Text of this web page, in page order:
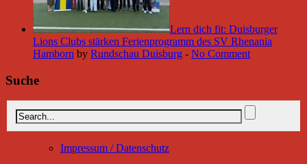
Lern dich fit: Duisburger
Lions Clubs stärken Ferienprogramm des SV Rhenania
Hamborn by Rundschau Duisburg - No Comment
Suche
Impressum / Datenschutz